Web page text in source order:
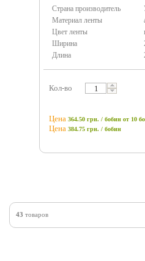
Страна производитель
Материал ленты
Цвет ленты
Ширина
Длина
Кол-во
Цена 364.50 грн. / бобин от 10
Цена 384.75 грн. / бобин
43 товаров